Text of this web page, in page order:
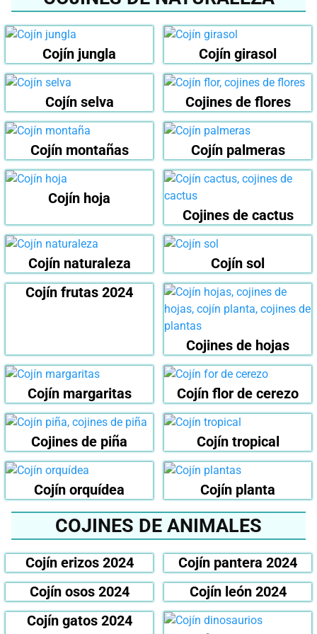
Cojín jungla Cojín girasol
Cojín selva Cojines de flores
Cojín montañas Cojín palmeras
Cojín hoja
Cojines de cactus
Cojín naturaleza
Cojín sol
Cojín frutas 2024
Cojines de hojas
Cojín margaritas Cojín flor de cerezo
Cojines de piña Cojín tropical
Cojín orquídea Cojín planta
COJINES DE ANIMALES
Cojín erizos 2024
Cojín pantera 2024
Cojín osos 2024
Cojín león 2024
Cojín gatos 2024